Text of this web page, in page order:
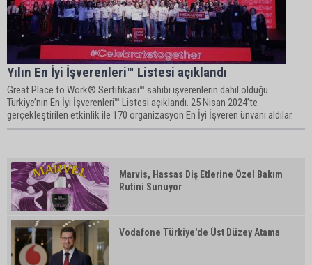
Yılın En İyi İşverenleri™ Listesi açıklandı
Great Place to Work® Sertifikası™ sahibi işverenlerin dahil olduğu
Türkiye’nin En İyi İşverenleri™ Listesi açıklandı. 25 Nisan 2024’te
gerçekleştirilen etkinlik ile 170 organizasyon En İyi İşveren ünvanı aldılar.
Marvis, Hassas Diş Etlerine Özel Bakım
Rutini Sunuyor
Vodafone Türkiye'de Üst Düzey Atama